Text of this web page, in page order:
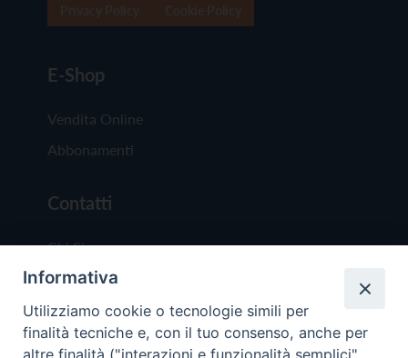
E-Shop
Vendita Online
Abbonamenti
Contatti
Chi Siamo
Redazione
Scrivici
Informativa
Utilizziamo cookie o tecnologie simili per
finalità tecniche e, con il tuo consenso, anche per